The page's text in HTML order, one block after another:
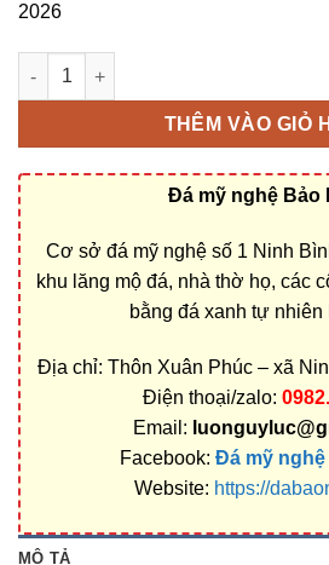
2026
Cơ sở chế tác, xây dựng, bán Mộ
THÊM VÀO GIỎ
Đá mỹ nghệ Bảo
Cơ sở đá mỹ nghệ số 1 Ninh
khu lăng mộ đá, nhà thờ họ, các
bằng đá xanh tự nhiên
Địa chỉ: Thôn Xuân Phúc – xã
Điện thoại/zalo:
Email:
Facebook: Đá mỹ
Website: https://
MÔ TẢ